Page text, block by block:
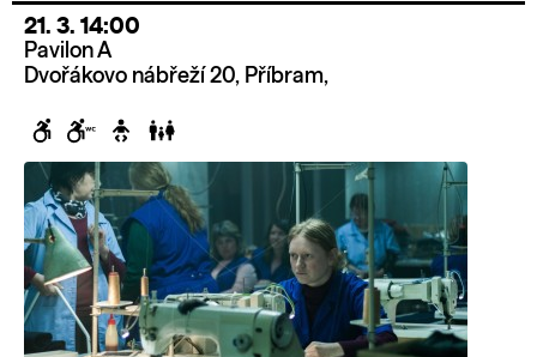
21. 3. 14:00
Pavilon A
Dvořákovo nábřeží 20, Příbram,